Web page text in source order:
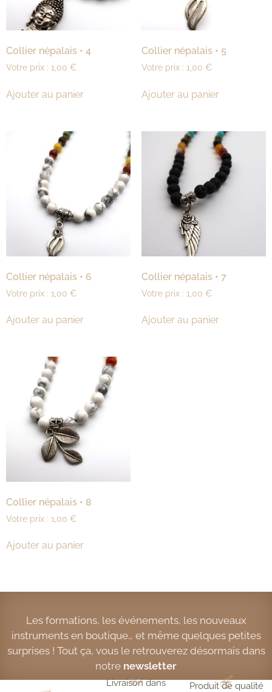
Collier népalais • 4
Votre prix : 1,00 €
Ajouter au panier
Collier népalais • 5
Votre prix : 1,00 €
Ajouter au panier
Collier népalais • 6
Votre prix : 1,00 €
Ajouter au panier
Collier népalais • 7
Votre prix : 1,00 €
Ajouter au panier
Collier népalais • 8
Votre prix : 1,00 €
Ajouter au panier
Les formations, les événements, les nouveaux
instruments en boutique… et même quelques petites
surprises ! Tout ça, vous le retrouverez désormais dans
notre newsletter
Livraison dans
Produit de qualité